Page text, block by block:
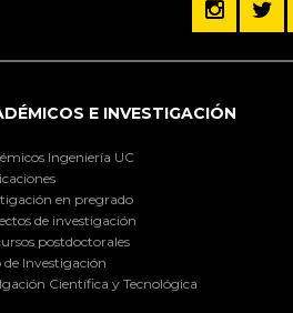
E INVESTIGACIÓN
Ingeniería UC
en pregrado
de investigación
postdoctorales
de Investigación
Científica y Tecnológica